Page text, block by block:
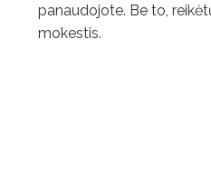
panaudojote. Be to,
mokestis.